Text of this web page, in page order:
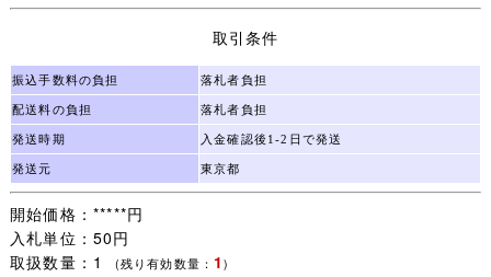
女の子の苗字はオレンジ色、名前はピンク色、
男の子の苗字は青色、名前は水色のモザイクで加工してお
ります。
★ご要望にお応えし、シワの目立つ商品につきましては丁
寧にアイロンをかけ、できる限りシワを取った状態で出品
しております。
取引条件
振込手数料の負担 落札者負担
配送料の負担 落札者負担
発送時期 入金確認後1-2日で発送
発送元 東京都
開始価格：*****円
入札単位：50円
取扱数量：1
(残り有効数量： 1)